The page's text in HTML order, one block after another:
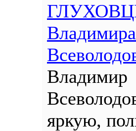
Владимира
Владимир
яркую,